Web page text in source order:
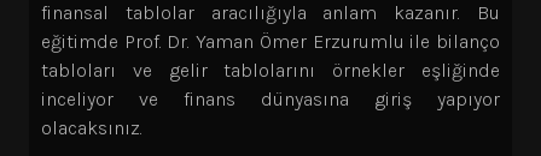
finansal tablolar aracılığıyla anlam kazanır. Bu
eğitimde Prof. Dr. Yaman Ömer Erzurumlu ile bilanço
tabloları ve gelir tablolarını örnekler eşliğinde
inceliyor ve finans dünyasına giriş yapıyor
olacaksınız.